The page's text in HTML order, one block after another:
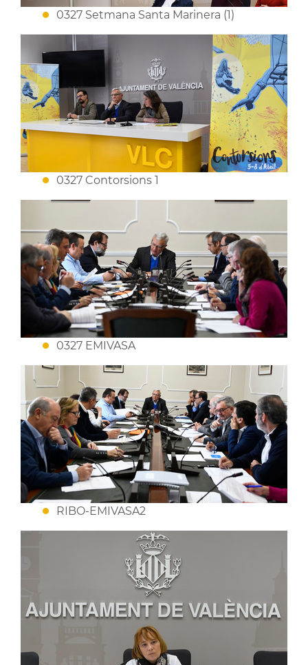
0327 Setmana Santa Marinera (1)
0327 Contorsions 1
0327 EMIVASA
RIBO-EMIVASA2